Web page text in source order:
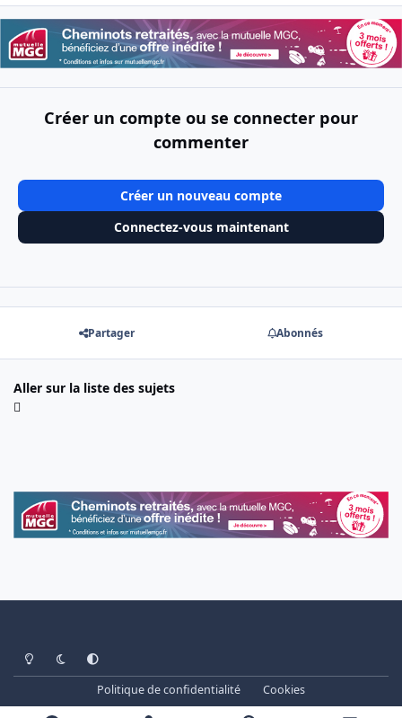
Créer un compte ou se connecter pour
commenter
Créer un nouveau compte
Connectez-vous maintenant
Partager Abonnés
Aller sur la liste des sujets
Light ModeDark ModeSystem Preference
Politique de confidentialité
Cookies
www.cheminots.net - Forum Libre depuis 2003